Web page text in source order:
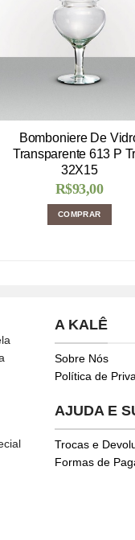
Bomboniere De
Transparente 613 P
32X15
R$93,00
COMPRAR
A KALÊ
Sobre Nós
Política de
AJUDA E
Trocas e
Formas de